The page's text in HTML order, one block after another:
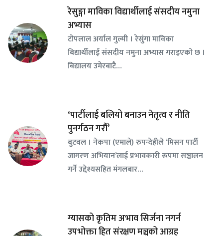
रेसुङ्गा माविका विद्यार्थीलाई संसदीय नमुना
अभ्यास
टोपलाल अर्याल गुल्मी । रेसुंगा माविका
बिद्यार्थीलाई संसदीय नमुना अभ्यास गराइएको छ ।
बिद्यालय उमेरबाटै…
‘पार्टीलाई बलियो बनाउन नेतृत्व र नीति
पुनर्गठन गरौँ’
बुटवल । नेकपा (एमाले) रुपन्देहीले ‘मिसन पार्टी
जागरण अभियान’लाई प्रभावकारी रूपमा सञ्चालन
गर्ने उद्देश्यसहित मंगलबार…
ग्यासको कृतिम अभाव सिर्जना नगर्न
उपभोक्ता हित संरक्षण मञ्चको आग्रह